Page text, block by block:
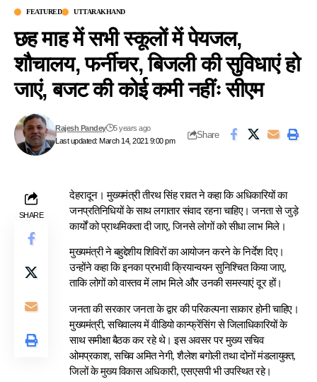
FEATURED UTTARAKHAND
छह माह में सभी स्कूलों में पेयजल,
शौचालय, फर्नीचर, बिजली की सुविधाएं हो
जाएं, बजट की कोई कमी नहींः सीएम
Last updated: March 14, 2021 9:00 pm
Rajesh Pandey 5 years ago
Share
SHARE
देहरादून। मुख्यमंत्री तीरथ सिंह रावत ने कहा कि अधिकारियों का
जनप्रतिनिधियों के साथ लगातार संवाद रहना चाहिए। जनता से जुड़े
कार्यों को प्राथमिकता दी जाए, जिनसे लोगों को सीधा लाभ मिले।
मुख्यमंत्री ने बहुद्देशीय शिविरों का आयोजन करने के निर्देश दिए।
उन्होंने कहा कि इनका प्रभावी क्रियान्वयन सुनिश्चित किया जाए,
ताकि लोगों को वास्तव में लाभ मिले और उनकी समस्याएं दूर हों।
जनता की सरकार जनता के द्वार की परिकल्पना साकार होनी चाहिए।
मुख्यमंत्री, सचिवालय में वीडियो कान्फ्रेंसिंग से जिलाधिकारियों के
साथ समीक्षा बैठक कर रहे थे। इस अवसर पर मुख्य सचिव
ओमप्रकाश, सचिव अमित नेगी, शैलेश बगोली तथा दोनों मंडलायुक्त,
जिलों के मुख्य विकास अधिकारी, एसएसपी भी उपस्थित रहे।